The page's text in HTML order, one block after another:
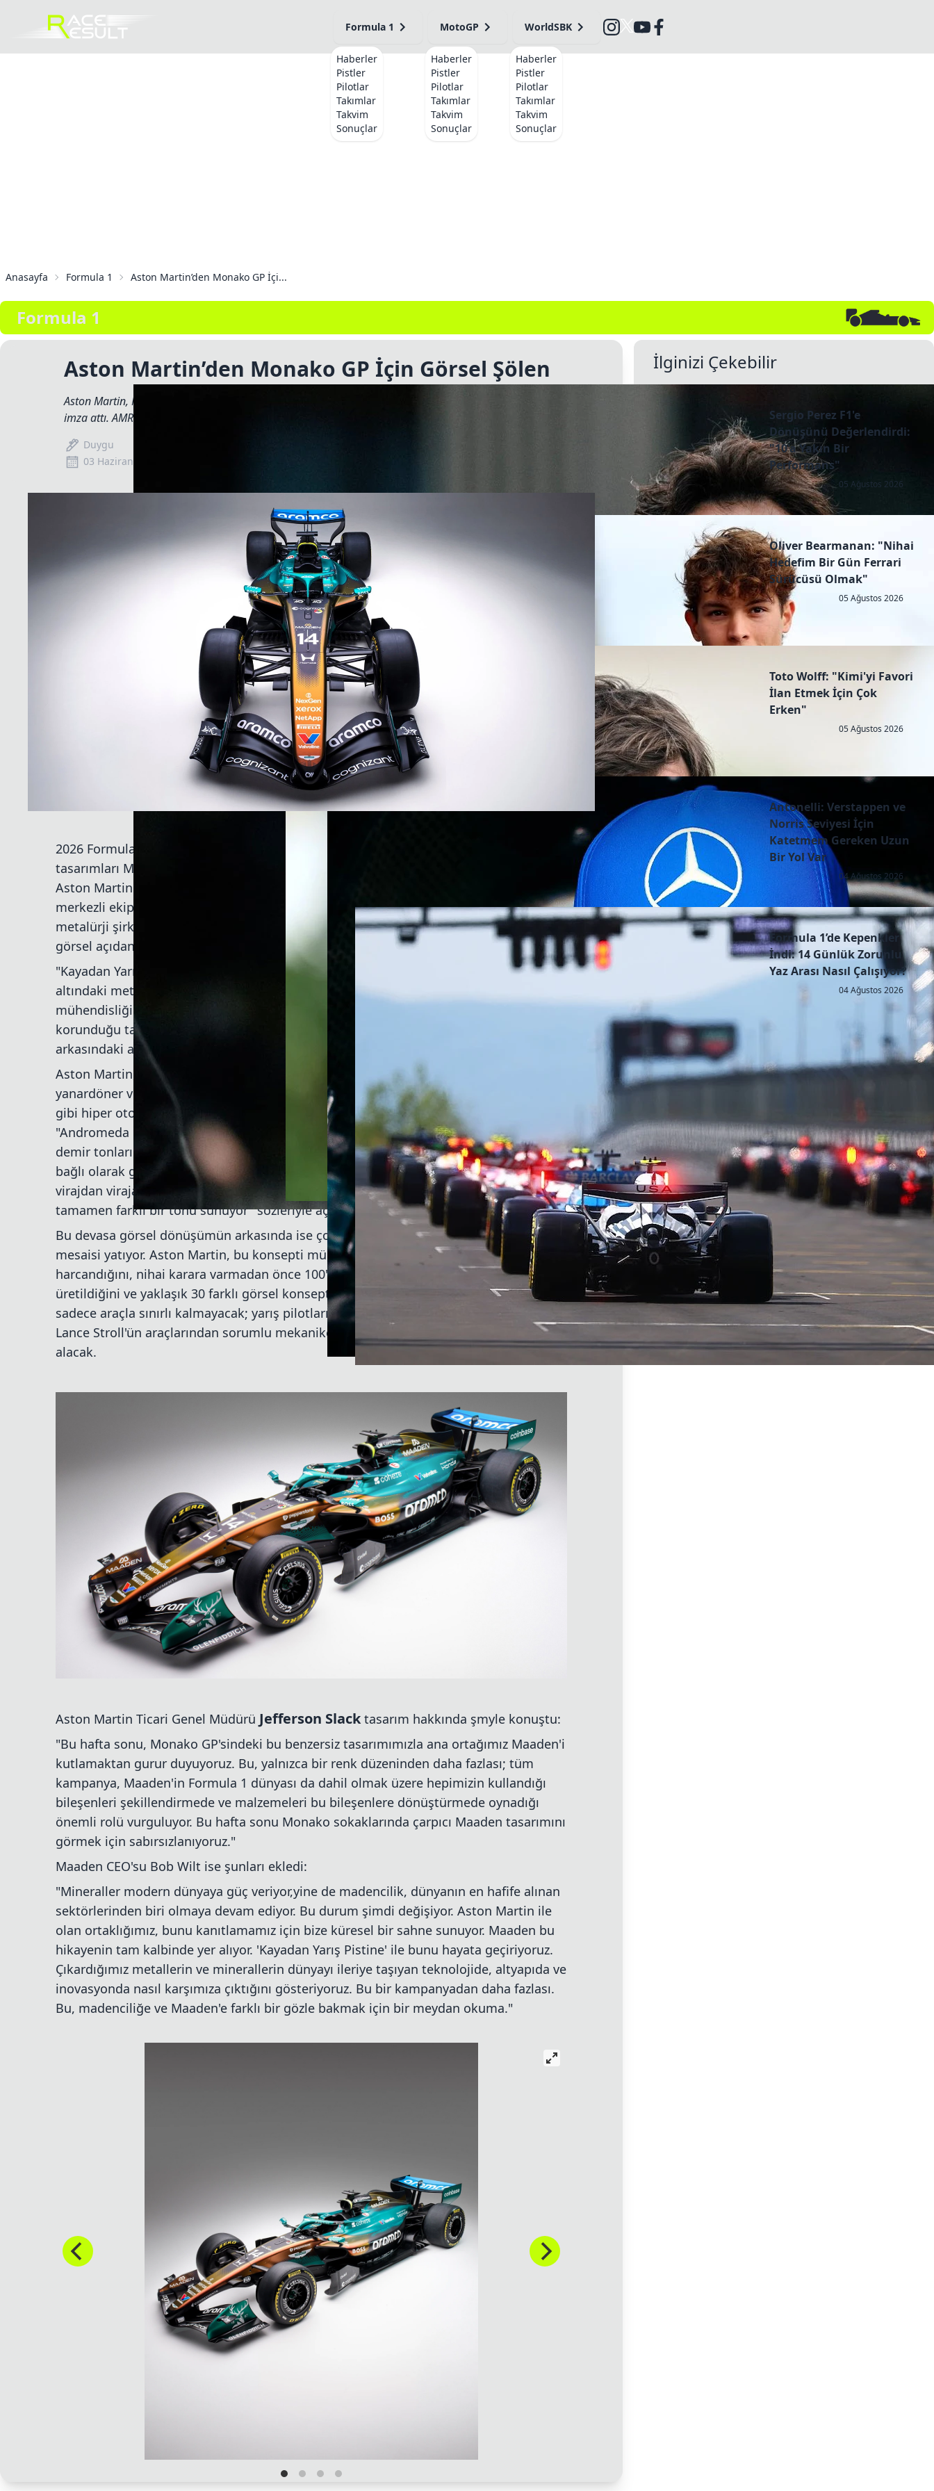
Formula 1
Haberler
Pistler
Pilotlar
Takımlar
Takvim
Sonuçlar
MotoGP
Haberler
Pistler
Pilotlar
Takımlar
Takvim
Sonuçlar
WorldSBK
Haberler
Pistler
Pilotlar
Takımlar
Takvim
Sonuçlar
Anasayfa Formula 1 Aston Martin’den Monako GP İçi...
Formula 1
Aston Martin’den Monako GP İçin Görsel Şölen
Aston Martin, Monako GP'si için ana ortağı Maaden ile iş birliği yaparak Formula 1 tarihinde bir ilke
imza attı. AMR26, Monte Carlo sokaklarında her virajda renk değiştirecek.
Duygu
03 Haziran 2026
2026 Formula 1 sezonunun altıncı durağı olan Monako GP öncesinde takımların özel
tasarımları Monte Carlo sokaklarını renklendirmeye başladı. McLaren'ın ardından
Aston Martin de Monako için tek seferlik, sıra dışı bir renk düzeni tanıttı. Silverstone
merkezli ekip, Suudi Arabistan menşeili ve Orta Doğu'nun en büyük madencilik ve
metalürji şirketi olan ana ortağı Maaden ile iş birliği yaparak Formula 1 tarihinin
görsel açıdan en iddialı tasarımlarından birine imza attı.
"Kayadan Yarış Pistine" (From Rock to the Racetrack) adı verilen bu kampanya, yer
altındaki metal ve minerallerin dönüşüm yolculuğunu ve yüksek performans
mühendisliğinde kullanımını simgeliyor. Takımın klasik yeşil tonunun arka kısımda
korunduğu tasarımda; aracın burun kısmı, ön kanadı, sidepodları ve motor kapağının
arkasındaki alan toprak tonları ve altıgen geometrik desenlerle bezendi.
Aston Martin, takım tarihinde ilk kez özel bir kaplama malzemesi kullanarak
yanardöner ve renk değiştiren bir finiş elde etti. Aston Martin'in Valour veya Valhalla
gibi hiper otomobillerinde kullandığı ve bakış açısına göre renk değiştiren özel
"Andromeda Kırmızısı" boyasından esinlenen bu teknoloji, altın, bakır, alüminyum ve
demir tonlarını barındırıyor. Araç Monte Carlo pistinde ilerlerken, bakış açısına ve ışığa
bağlı olarak gözle görülür şekilde renk değiştirecek. Takım bu etkiyi, "Yüzey kaplaması
virajdan viraja sürekli olarak evriliyor; bir viraja girerken bir tonu, virajdan çıkarken ise
tamamen farklı bir tonu sunuyor" sözleriyle açıklıyor.
Bu devasa görsel dönüşümün arkasında ise çok ciddi bir mühendislik ve tasarım
mesaisi yatıyor. Aston Martin, bu konsepti mükemmelleştirmek için yüzlerce saat
harcandığını, nihai karara varmadan önce 100'den fazla desen varyasyonunun
üretildiğini ve yaklaşık 30 farklı görsel konseptin incelendiğini belirtti. Özel tasarım
sadece araçla sınırlı kalmayacak; yarış pilotlarının tulumlarında, Fernando Alonso ve
Lance Stroll'ün araçlarından sorumlu mekanikerlerin kask ve tulumlarında da yer
alacak.
Aston Martin Ticari Genel Müdürü Jefferson Slack tasarım hakkında şmyle konuştu:
"Bu hafta sonu, Monako GP'sindeki bu benzersiz tasarımımızla ana ortağımız Maaden'i
kutlamaktan gurur duyuyoruz. Bu, yalnızca bir renk düzeninden daha fazlası; tüm
kampanya, Maaden'in Formula 1 dünyası da dahil olmak üzere hepimizin kullandığı
bileşenleri şekillendirmede ve malzemeleri bu bileşenlere dönüştürmede oynadığı
önemli rolü vurguluyor. Bu hafta sonu Monako sokaklarında çarpıcı Maaden tasarımını
görmek için sabırsızlanıyoruz."
Maaden CEO'su Bob Wilt ise şunları ekledi:
"Mineraller modern dünyaya güç veriyor,yine de madencilik, dünyanın en hafife alınan
sektörlerinden biri olmaya devam ediyor. Bu durum şimdi değişiyor. Aston Martin ile
olan ortaklığımız, bunu kanıtlamamız için bize küresel bir sahne sunuyor. Maaden bu
hikayenin tam kalbinde yer alıyor. 'Kayadan Yarış Pistine' ile bunu hayata geçiriyoruz.
Çıkardığımız metallerin ve minerallerin dünyayı ileriye taşıyan teknolojide, altyapıda ve
inovasyonda nasıl karşımıza çıktığını gösteriyoruz. Bu bir kampanyadan daha fazlası.
Bu, madenciliğe ve Maaden'e farklı bir gözle bakmak için bir meydan okuma."
İlginizi Çekebilir
Sergio Perez F1'e
Dönüşünü Değerlendirdi:
"10'a Yakın Bir
Performans"
05 Ağustos 2026
Oliver Bearmanan: "Nihai
Hedefim Bir Gün Ferrari
Sürücüsü Olmak"
05 Ağustos 2026
Toto Wolff: "Kimi'yi Favori
İlan Etmek İçin Çok
Erken"
05 Ağustos 2026
Antonelli: Verstappen ve
Norris Seviyesi İçin
Katetmem Gereken Uzun
Bir Yol Var
04 Ağustos 2026
Formula 1’de Kepenkler
İndi: 14 Günlük Zorunlu
Yaz Arası Nasıl Çalışıyor?
04 Ağustos 2026